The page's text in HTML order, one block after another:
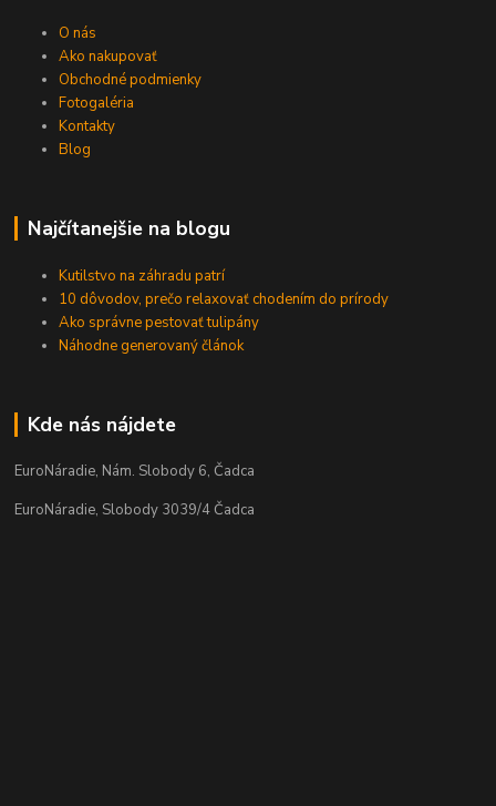
O nás
Ako nakupovať
Obchodné podmienky
Fotogaléria
Kontakty
Blog
Najčítanejšie na blogu
Kutilstvo na záhradu patrí
10 dôvodov, prečo relaxovať chodením do prírody
Ako správne pestovať tulipány
Náhodne generovaný článok
Kde nás nájdete
EuroNáradie, Nám. Slobody 6, Čadca
EuroNáradie, Slobody 3039/4 Čadca